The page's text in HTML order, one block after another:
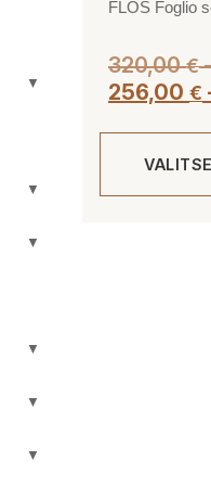
▼
▼
▼
▼
▼
▼
FLOS Foglio
320,00€
256,00 €